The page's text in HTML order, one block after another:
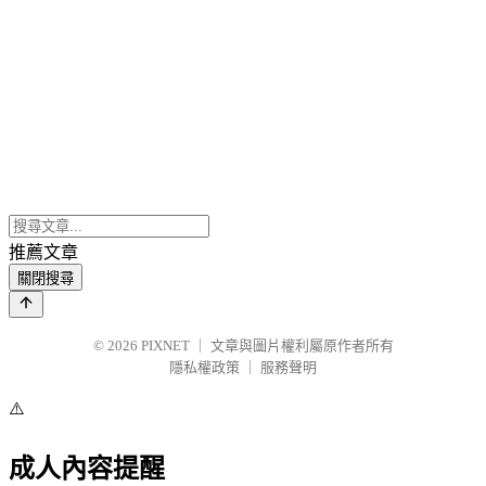
推薦文章
關閉搜尋
© 2026 PIXNET
文章與圖片權利屬原作者所有
隱私權政策
服務聲明
⚠️
成人內容提醒